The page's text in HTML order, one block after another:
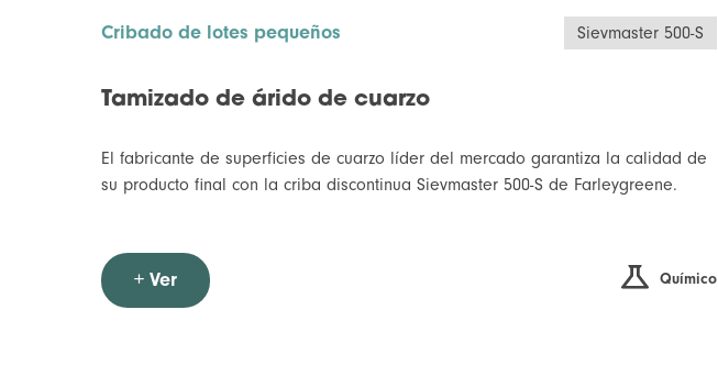
Cribado de lotes pequeños Sievmaster 500-S
Tamizado de árido de cuarzo
El fabricante de superficies de cuarzo líder del mercado garantiza la calidad de
su producto final con la criba discontinua Sievmaster 500-S de Farleygreene.
+ Ver Químico